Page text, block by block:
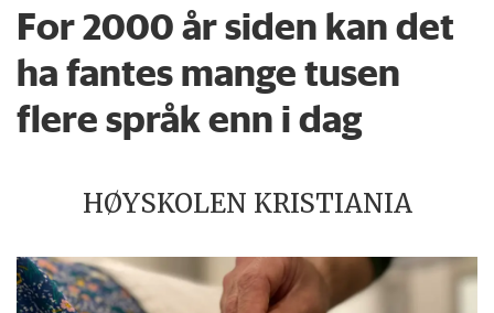
For 2000 år siden kan det
ha fantes mange tusen
flere språk enn i dag
HØYSKOLEN KRISTIANIA